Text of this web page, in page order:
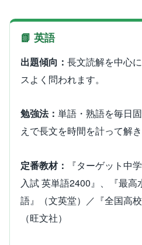
📗 英語
出題傾向： 長文読解を中心
スよく問われます。
勉強法： 単語・熟語を毎日
えで長文を時間を計って解き
定番教材：
『ターゲット中
入試 英単語2400』、『最
語』（文英堂）／『全国高
（旺文社）